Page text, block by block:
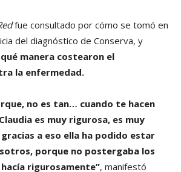
fue consultado por cómo se tomó en
del diagnóstico de Conserva, y
qué manera costearon el
la enfermedad.
no es tan… cuando te hacen
es muy rigurosa, es muy
a eso ella ha podido estar
porque no postergaba los
rigurosamente”, manifestó